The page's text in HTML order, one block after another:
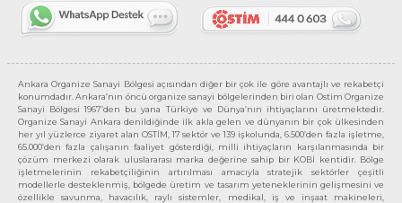
Ankara Organize Sanayi Bölgesi açısından diğer bir çok ile göre avantajlı ve rekabetçi
konumdadır. Ankara’nın öncü organize sanayi bölgelerinden biri olan Ostim Organize
Sanayi Bölgesi 1967’den bu yana Türkiye ve Dünya’nın ihtiyaçlarını üretmektedir.
Organize Sanayi Ankara denildiğinde ilk akla gelen ve dünyanın bir çok ülkesinden
her yıl yüzlerce ziyaret alan OSTİM, 17 sektör ve 139 işkolunda, 6.500’den fazla işletme,
65.000’den fazla çalışanın faaliyet gösterdiği, milli ihtiyaçların karşılanmasında bir
çözüm merkezi olarak uluslararası marka değerine sahip bir KOBİ kentidir. Bölge
işletmelerinin rekabetçiliğinin artırılması amacıyla stratejik sektörler çeşitli
modellerle desteklenmiş, bölgede üretim ve tasarım yeteneklerinin gelişmesini ve
özellikle savunma, havacılık, raylı sistemler, medikal, iş ve inşaat makineleri,